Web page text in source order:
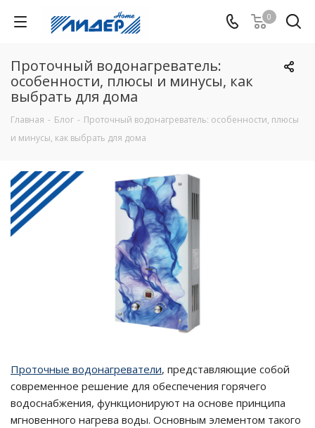
0
Проточный водонагреватель:
особенности, плюсы и минусы, как
выбрать для дома
Главная - Блог - Проточный водонагреватель: особенности, плюсы
и минусы, как выбрать для дома
Проточные водонагреватели, представляющие собой
современное решение для обеспечения горячего
водоснабжения, функционируют на основе принципа
мгновенного нагрева воды. Основным элементом такого